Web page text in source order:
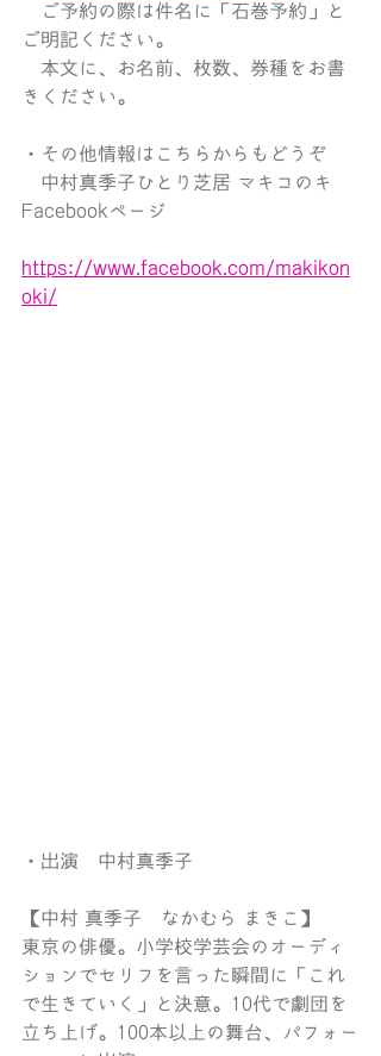
ご予約の際は件名に「石巻予約」と
ご明記ください。
本文に、お名前、枚数、 券種をお書
きください。
・その他情報はこちらからもどうぞ
中村真季子ひとり芝居 マキコのキ
Facebookページ
https://www.facebook.com/makikon
oki/
・出演　中村真季子
【中村 真季子　なかむら まきこ】
東京の俳優。小学校学芸会のオーディ
ションでセリフを言った瞬間に「これ
で生きていく」と決意。10代で劇団を
立ち上げ。100本以上の舞台、パフォー